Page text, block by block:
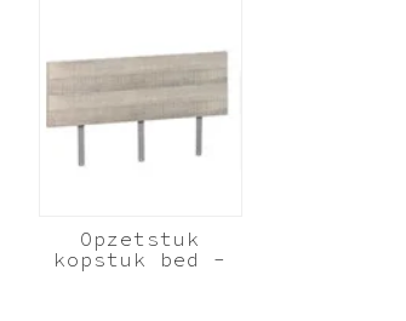
Opzetstuk
kopstuk bed -